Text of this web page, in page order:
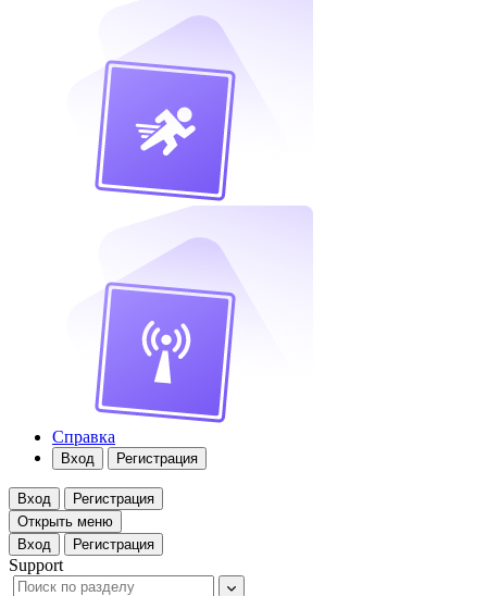
Справка
Вход Регистрация
Вход
Регистрация
Открыть меню
Вход
Регистрация
Support